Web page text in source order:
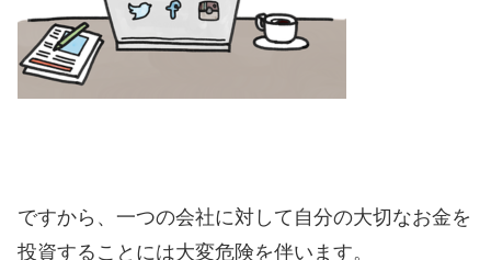
ですから、一つの会社に対して自分の大切なお金を
投資することには大変危険を伴います。